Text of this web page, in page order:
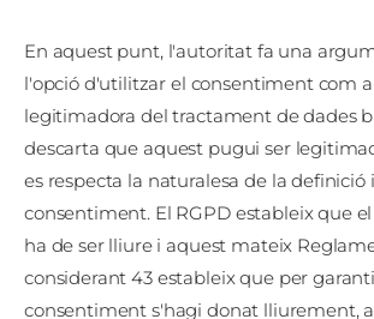
En aquest punt, l'autoritat fa una
l'opció d'utilitzar el consentiment com
legitimadora del tractament de dades
descarta que aquest pugui ser
es respecta la naturalesa de la definició
consentiment. El RGPD estableix que
ha de ser lliure i aquest mateix
considerant 43 estableix que per
consentiment s'hagi donat lliurement,